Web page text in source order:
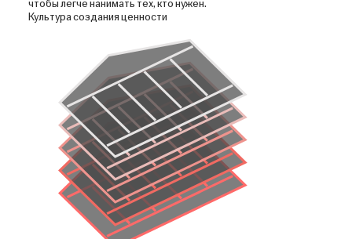
чтобы легче нанимать тех, кто нужен.
Культура создания ценности